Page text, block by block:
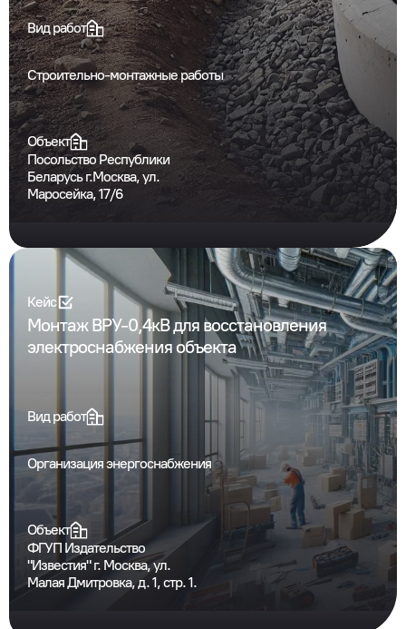
Объект
Посольство Республики
Беларусь г.Москва, ул.
Маросейка, 17/6
Вид работ
Строительно-монтажные работы
Кейс
Монтаж ВРУ-0,4кВ для восстановления
электроснабжения объекта
Объект
ФГУП Издательство
"Известия" г. Москва, ул.
Малая Дмитровка, д. 1, стр. 1.
Вид работ
Организация энергоснабжения